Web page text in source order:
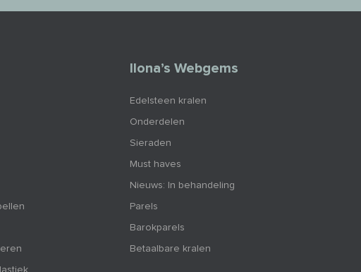
Ilona’s Webgems
Edelsteen kralen
Onderdelen
Sieraden
Must haves
Nieuws: In behandeling
Parels
Barokparels
Betaalbare kralen